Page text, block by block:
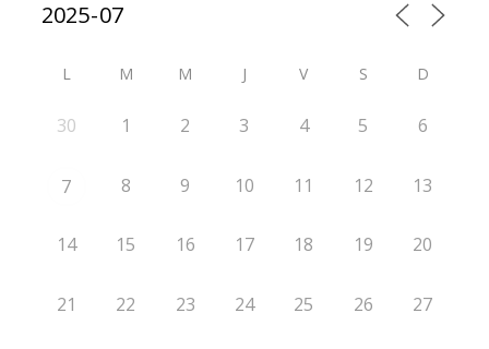
L M M J V S D
30 1 2 3 4 5 6
7 8 9 10 11 12 13
14 15 16 17 18 19 20
21 22 23 24 25 26 27